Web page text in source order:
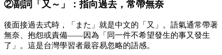
②副詞「又～」：指向過去，常帶無奈
後面接過去式時，「また」就是中文的「又」。語氣通常帶著
無奈、抱怨或責備——因為「同一件不希望發生的事又發生
了」。這是台灣學習者最容易忽略的語感。